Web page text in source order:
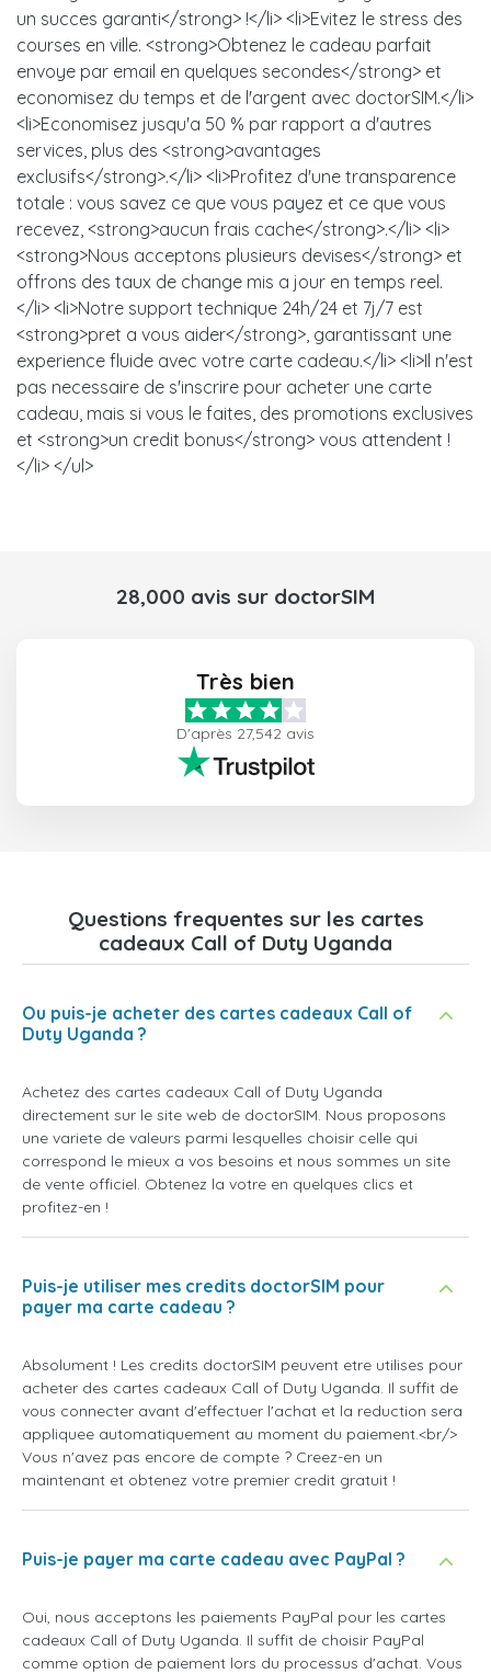
un succes garanti</strong> !</li> <li>Evitez le stress des
courses en ville. <strong>Obtenez le cadeau parfait
envoye par email en quelques secondes</strong> et
economisez du temps et de l'argent avec doctorSIM.</li>
<li>Economisez jusqu'a 50 % par rapport a d'autres
services, plus des <strong>avantages
exclusifs</strong>.</li> <li>Profitez d'une transparence
totale : vous savez ce que vous payez et ce que vous
recevez, <strong>aucun frais cache</strong>.</li> <li>
<strong>Nous acceptons plusieurs devises</strong> et
offrons des taux de change mis a jour en temps reel.
</li> <li>Notre support technique 24h/24 et 7j/7 est
<strong>pret a vous aider</strong>, garantissant une
experience fluide avec votre carte cadeau.</li> <li>Il n'est
pas necessaire de s'inscrire pour acheter une carte
cadeau, mais si vous le faites, des promotions exclusives
et <strong>un credit bonus</strong> vous attendent !
</li> </ul>
28,000 avis sur doctorSIM
Très bien
D'après 27,542 avis
Questions frequentes sur les cartes
cadeaux Call of Duty Uganda
Ou puis-je acheter des cartes cadeaux Call of
Duty Uganda ?
Achetez des cartes cadeaux Call of Duty Uganda
directement sur le site web de doctorSIM. Nous proposons
une variete de valeurs parmi lesquelles choisir celle qui
correspond le mieux a vos besoins et nous sommes un site
de vente officiel. Obtenez la votre en quelques clics et
profitez-en !
Puis-je utiliser mes credits doctorSIM pour
payer ma carte cadeau ?
Absolument ! Les credits doctorSIM peuvent etre utilises pour
acheter des cartes cadeaux Call of Duty Uganda. Il suffit de
vous connecter avant d'effectuer l'achat et la reduction sera
appliquee automatiquement au moment du paiement.<br/>
Vous n'avez pas encore de compte ? Creez-en un
maintenant et obtenez votre premier credit gratuit !
Puis-je payer ma carte cadeau avec PayPal ?
Oui, nous acceptons les paiements PayPal pour les cartes
cadeaux Call of Duty Uganda. Il suffit de choisir PayPal
comme option de paiement lors du processus d'achat. Vous